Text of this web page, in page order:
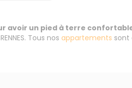
avoir un pied à terre
Tous nos appartements sont